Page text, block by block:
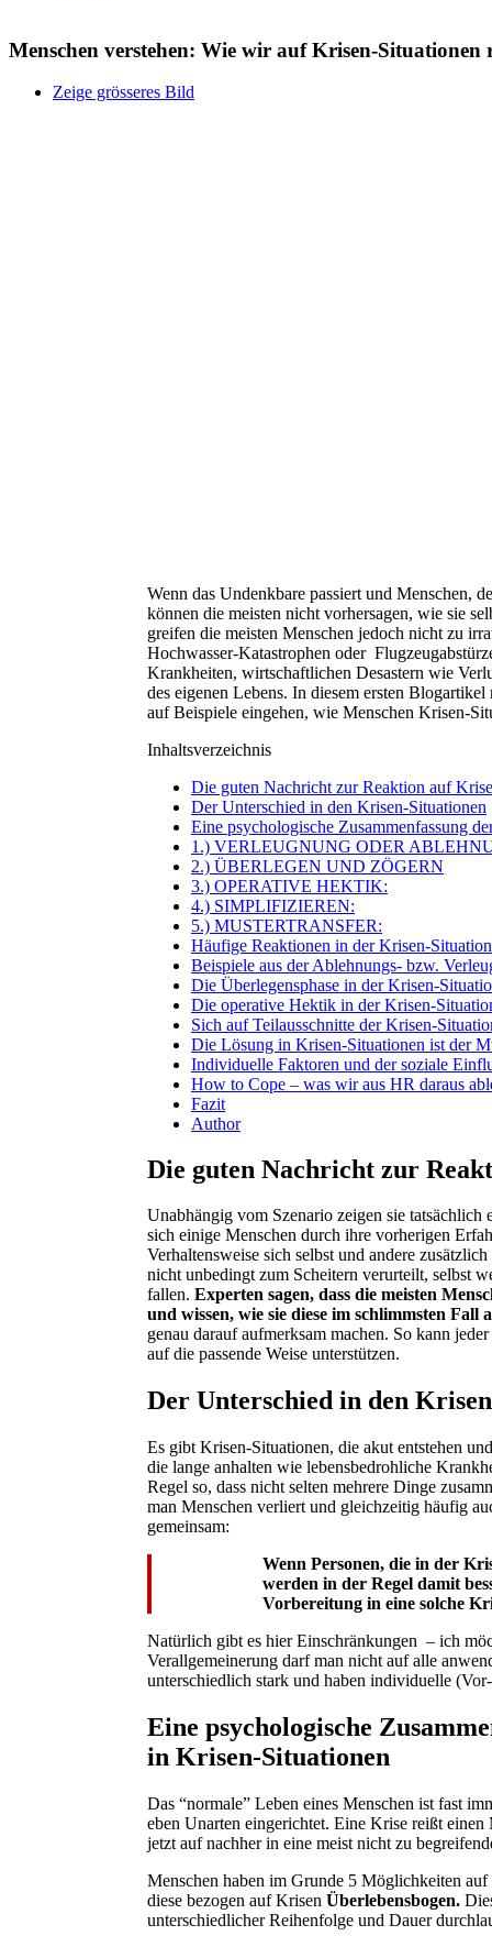
Menschen verstehen: Wie wir auf Krisen-
Zeige grösseres Bild
Wenn das Undenkbare passiert und Menschen,
können die meisten nicht vorhersagen, wie sie
greifen die meisten Menschen jedoch nicht zu
Hochwasser-Katastrophen oder
Krankheiten, wirtschaftlichen Desastern wie
des eigenen Lebens. In diesem ersten
auf Beispiele eingehen, wie Menschen Krisen-
Inhaltsverzeichnis
Die guten Nachricht zur Reaktion auf
Der Unterschied in den Krisen-Situationen
Eine psychologische Zusammenfassung
1.) VERLEUGNUNG ODER
2.) ÜBERLEGEN UND ZÖGERN
3.) OPERATIVE HEKTIK:
4.) SIMPLIFIZIEREN:
5.) MUSTERTRANSFER:
Häufige Reaktionen in der Krisen-Situation
Beispiele aus der Ablehnungs- bzw.
Die Überlegensphase in der Krisen-
Die operative Hektik in der Krisen-
Sich auf Teilausschnitte der Krisen-
Die Lösung in Krisen-Situationen ist der
Individuelle Faktoren und der soziale
How to Cope – was wir aus HR daraus
Fazit
Author
Die guten Nachricht zur
Unabhängig vom Szenario zeigen sie tatsächlich
sich einige Menschen durch ihre vorherigen
Verhaltensweise sich selbst und andere
nicht unbedingt zum Scheitern verurteilt, selbst
fallen. Experten sagen, dass die meisten
und wissen, wie sie diese im schlimmsten Fall
genau darauf aufmerksam machen. So kann
auf die passende Weise unterstützen.
Der Unterschied in den
Es gibt Krisen-Situationen, die akut entstehen
die lange anhalten wie lebensbedrohliche
Regel so, dass nicht selten mehrere Dinge
man Menschen verliert und gleichzeitig häufig
gemeinsam:
Wenn Personen, die in der
werden in der Regel damit
Vorbereitung in eine solche
Natürlich gibt es hier Einschränkungen – ich
Verallgemeinerung darf man nicht auf alle
unterschiedlich stark und haben individuelle
Eine psychologische
in Krisen-Situationen
Das “normale” Leben eines Menschen ist fast
eben Unarten eingerichtet. Eine Krise reißt
jetzt auf nachher in eine meist nicht zu
Menschen haben im Grunde 5 Möglichkeiten
diese bezogen auf Krisen Überlebensbogen.
unterschiedlicher Reihenfolge und Dauer